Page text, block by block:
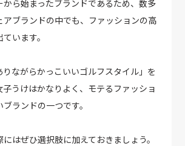
から始まったブランドであるため、数多
アブランドの中でも、ファッションの高
います。
りながらかっこいいゴルフスタイル」を
子うけはかなりよく、モテるファッショ
ランドの一つです。
はぜひ選択肢に加えておきましょう。